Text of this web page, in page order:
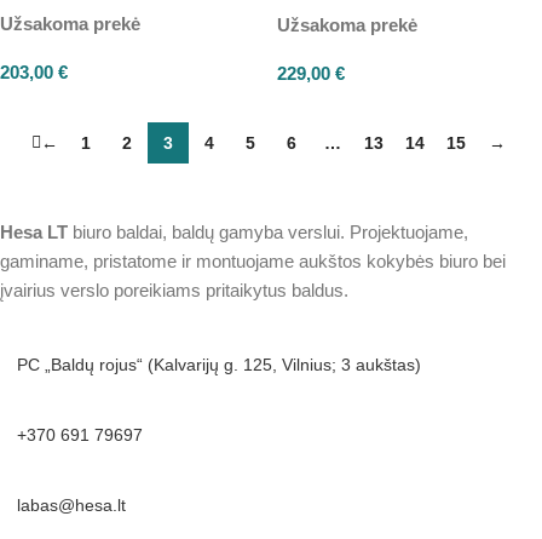
Užsakoma prekė
203,00 €
Užsakoma prekė
229,00 €
← 1 2 3 4 5 6 … 13 14 15 →
Hesa LT biuro baldai, baldų gamyba verslui. Projektuojame,
gaminame, pristatome ir montuojame aukštos kokybės biuro bei
įvairius verslo poreikiams pritaikytus baldus.
PC „Baldų rojus“ (Kalvarijų g. 125, Vilnius; 3 aukštas)
+370 691 79697
labas@hesa.lt